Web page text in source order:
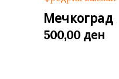
Мечкоград
500,00 ден